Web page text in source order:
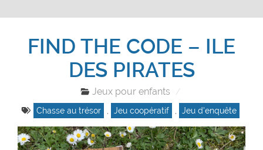
FIND THE CODE – ILE
DES PIRATES
Jeux pour enfants
Chasse au trésor , Jeu coopératif , Jeu d'enquête